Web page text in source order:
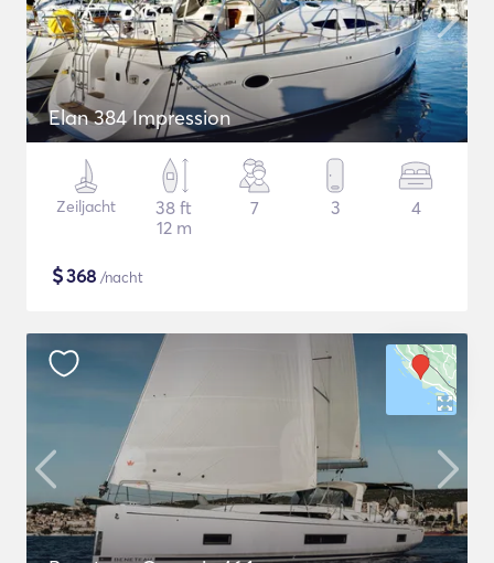
Elan 384 Impression
Zeiljacht
38 ft
12 m
7 3 4
$368 /nacht